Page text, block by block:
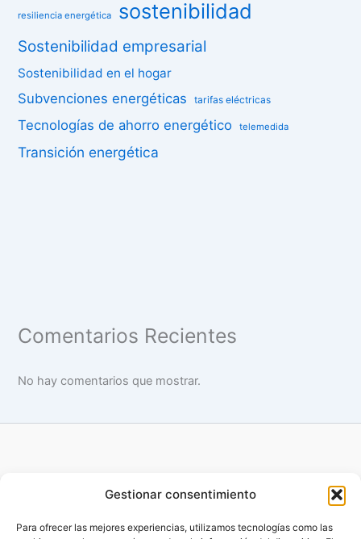
Gestionar consentimiento
Para ofrecer las mejores experiencias, utilizamos tecnologías como las
resiliencia energética sostenibilidad
Sostenibilidad empresarial
Sostenibilidad en el hogar
Subvenciones energéticas tarifas eléctricas
Tecnologías de ahorro energético telemedida
Transición energética
Comentarios Recientes
No hay comentarios que mostrar.